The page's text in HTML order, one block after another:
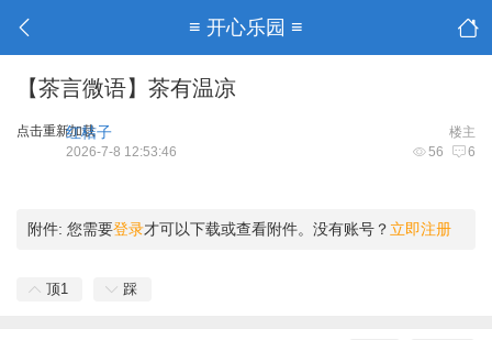
≡ 开心乐园 ≡
【茶言微语】茶有温凉
点击重新加载 楼主
红桔子
56 6
2026-7-8 12:53:46
附件: 您需要登录才可以下载或查看附件。没有账号？ 立即注册
顶1 踩